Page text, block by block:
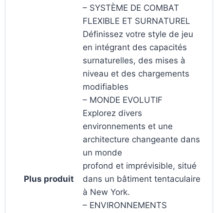
Plus produit
– SYSTÈME DE COMBAT
FLEXIBLE ET SURNATUREL
Définissez votre style de jeu
en intégrant des capacités
surnaturelles, des mises à
niveau et des chargements
modifiables
– MONDE EVOLUTIF
Explorez divers
environnements et une
architecture changeante dans
un monde
profond et imprévisible, situé
dans un bâtiment tentaculaire
à New York.
– ENVIRONNEMENTS